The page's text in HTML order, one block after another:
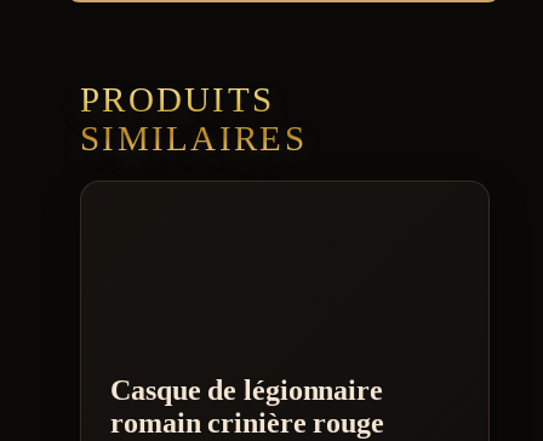
PRODUITS
SIMILAIRES
Casque de légionnaire
romain crinière rouge